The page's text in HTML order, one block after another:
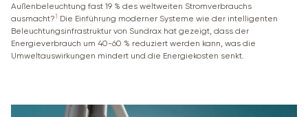
Außenbeleuchtung fast 19 % des weltweiten Stromverbrauchs
ausmacht?1 Die Einführung moderner Systeme wie der intelligenten
Beleuchtungsinfrastruktur von Sundrax hat gezeigt, dass der
Energieverbrauch um 40-60 % reduziert werden kann, was die
Umweltauswirkungen mindert und die Energiekosten senkt.